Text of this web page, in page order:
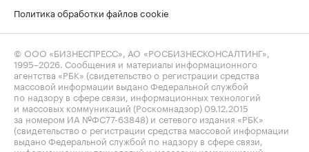
Политика обработки файлов cookie
© ООО «БИЗНЕСПРЕСС», АО «РОСБИЗНЕСКОНСАЛТИНГ»,
1995–2026. Сообщения и материалы информационного
агентства «РБК» (свидетельство о регистрации средства
массовой информации выдано Федеральной службой
по надзору в сфере связи, информационных технологий
и массовых коммуникаций (Роскомнадзор) 09.12.2015
за номером ИА №ФС77-63848) и сетевого издания «РБК»
(свидетельство о регистрации средства массовой информации
выдано Федеральной службой по надзору в сфере связи,